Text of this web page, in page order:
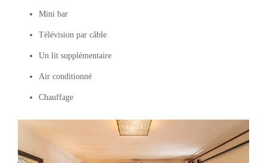
Mini bar
Télévision par câble
Un lit supplémentaire
Air conditionné
Chauffage